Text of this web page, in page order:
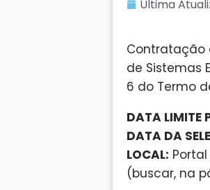
Última
Contratação
de Sistemas
6 do Termo
DATA LIMITE
DATA DA
LOCAL:
(buscar, na